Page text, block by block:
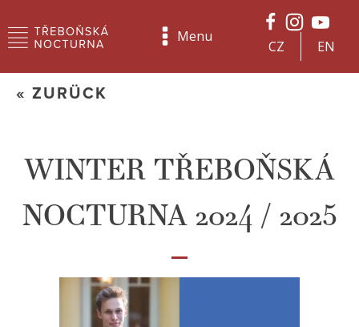
Menu
CZ EN
« ZURÜCK
WINTER TŘEBOŇSKÁ
NOCTURNA 2024 / 2025